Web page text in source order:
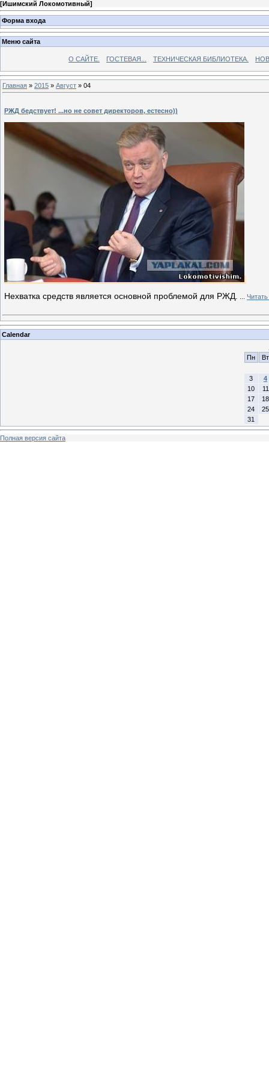
[Ишимский Локомотивный]
Форма входа
Меню сайта
О САЙТЕ. ГОСТЕВАЯ... ТЕХНИЧЕСКАЯ БИБЛИОТЕКА.
Главная » 2015 » Август » 04
РЖД бедствует! ...но не совет директоров, естесно))
Нехватка средств является основной проблемой для РЖД.
Calendar
Пн
Вт
3
4
10
11
17
18
24
25
31
Полная версия сайта